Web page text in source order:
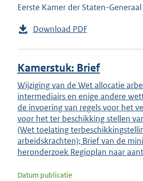
Eerste Kamer der Staten-Generaal
Download PDF
Kamerstuk: Brief
Wijziging van de Wet allocatie
intermediairs en enige andere
de invoering van regels voor het
voor het ter beschikking stellen
(Wet toelating
arbeidskrachten); Brief van de
heronderzoek Regioplan naar
Datum publicatie